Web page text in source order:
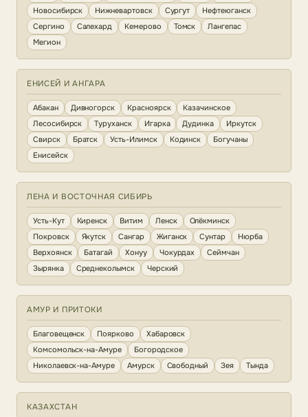
Новосибирск
Нижневартовск Сургут
Нефтеюганск
Сергино
Салехард Кемерово Томск
Лангепас
Мегион
ЕНИСЕЙ И АНГАРА
Абакан Дивногорск Красноярск
Казачинское
Лесосибирск
Туруханск Игарка Дудинка
Иркутск
Свирск
Братск Усть-Илимск Кодинск
Богучаны
Енисейск
ЛЕНА И ВОСТОЧНАЯ СИБИРЬ
Усть-Кут Киренск Витим Ленск
Олёкминск
Покровск
Якутск Сангар Жиганск Сунтар
Нюрба
Верхоянск
Батагай Хонуу Чокурдах
Сеймчан
Зырянка
Среднеколымск Черский
АМУР И ПРИТОКИ
Благовещенск Поярково
Хабаровск
Комсомольск-на-Амуре
Богородское
Николаевск-на-Амуре
Амурск Свободный Зея Тында
КАЗАХСТАН